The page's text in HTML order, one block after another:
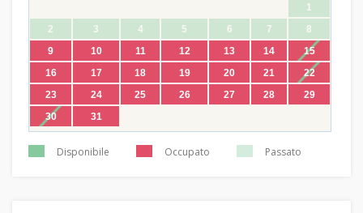
1
2
3 4 5 6 7
8
9
10 11 12 13 14
15
16
17 18 19 20 21
22
23
24 25 26 27 28
29
30
31
Disponibile Occupato Passato